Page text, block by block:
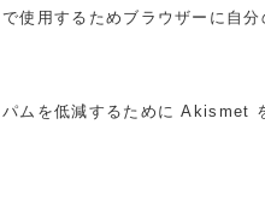
使用するためブラウザーに自
パムを低減するために Akismet